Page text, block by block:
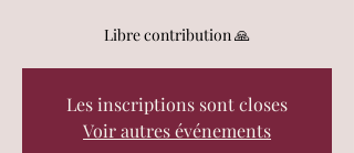
Libre contribution 🙏
Les inscriptions sont closes
Voir autres événements